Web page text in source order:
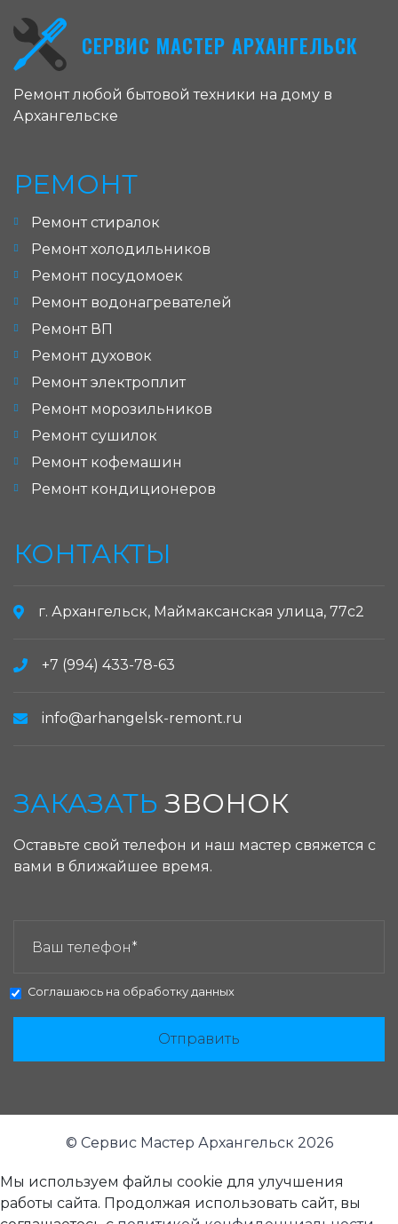
СЕРВИС МАСТЕР АРХАНГЕЛЬСК
Ремонт любой бытовой техники на дому в
Архангельске
РЕМОНТ
Ремонт стиралок
Ремонт холодильников
Ремонт посудомоек
Ремонт водонагревателей
Ремонт ВП
Ремонт духовок
Ремонт электроплит
Ремонт морозильников
Ремонт сушилок
Ремонт кофемашин
Ремонт кондиционеров
КОНТАКТЫ
г. Архангельск, Маймаксанская улица, 77с2
+7 (994) 433-78-63
info@arhangelsk-remont.ru
ЗАКАЗАТЬ ЗВОНОК
Оставьте свой телефон и наш мастер свяжется с
вами в ближайшее время.
Соглашаюсь на обработку данных
Отправить
© Сервис Мастер Архангельск 2026
Мы используем файлы cookie для улучшения
работы сайта. Продолжая использовать сайт, вы